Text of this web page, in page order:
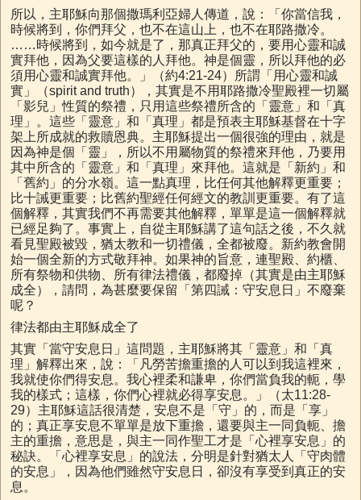
所以，主耶穌向那個撒瑪利亞婦人傳道，說：「你當信我，
時候將到，你們拜父，也不在這山上，也不在耶路撒冷。
……時候將到，如今就是了，那真正拜父的，要用心靈和誠
實拜他，因為父要這樣的人拜他。神是個靈，所以拜他的必
須用心靈和誠實拜他。」（約4:21-24）所謂「用心靈和誠
實」（spirit and truth），其實是不用耶路撒冷聖殿裡一切屬
「影兒」性質的祭禮，只用這些祭禮所含的「靈意」和「真
理」。這些「靈意」和「真理」都是預表主耶穌基督在十字
架上所成就的救贖恩典。主耶穌提出一個很強的理由，就是
因為神是個「靈」，所以不用屬物質的祭禮來拜他，乃要用
其中所含的「靈意」和「真理」來拜他。這就是「新約」和
「舊約」的分水嶺。這一點真理，比任何其他解釋更重要；
比十誡更重要；比舊約聖經任何經文的教訓更重要。有了這
個解釋，其實我們不再需要其他解釋，單單是這一個解釋就
已經足夠了。事實上，自從主耶穌講了這句話之後，不久就
看見聖殿被毀，猶太教和一切禮儀，全都被廢。新約教會開
始一個全新的方式敬拜神。如果神的旨意，連聖殿、約櫃、
所有祭物和供物、所有律法禮儀，都廢掉（其實是由主耶穌
成全），請問，為甚麼要保留「第四誡：守安息日」不廢棄
呢？
律法都由主耶穌成全了
其實「當守安息日」這問題，主耶穌將其「靈意」和「真
理」解釋出來，說：「凡勞苦擔重擔的人可以到我這裡來，
我就使你們得安息。我心裡柔和謙卑，你們當負我的軛，學
我的樣式；這樣，你們心裡就必得享安息。」（太11:28-
29）主耶穌這話很清楚，安息不是「守」的，而是「享」
的；真正享安息不單單是放下重擔，還要與主一同負軛、擔
主的重擔，意思是，與主一同作聖工才是「心裡享安息」的
秘訣。「心裡享安息」的說法，分明是針對猶太人「守肉體
的安息」，因為他們雖然守安息日，卻沒有享受到真正的安
息。